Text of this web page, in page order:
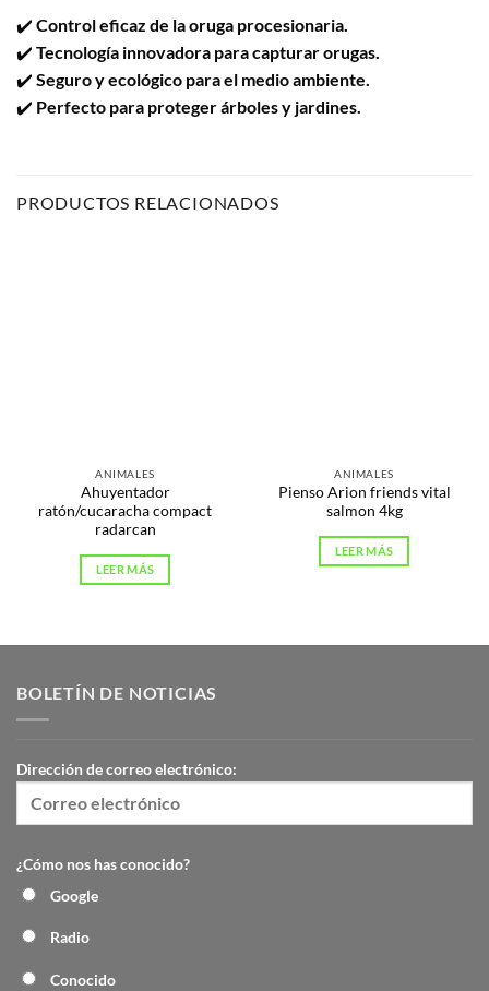
✔️ Control eficaz de la oruga procesionaria.
✔️ Tecnología innovadora para capturar orugas.
✔️ Seguro y ecológico para el medio ambiente.
✔️ Perfecto para proteger árboles y jardines.
PRODUCTOS RELACIONADOS
ANIMALES
Ahuyentador
ratón/cucaracha compact
radarcan
LEER MÁS
ANIMALES
Pienso Arion friends vital
salmon 4kg
LEER MÁS
BOLETÍN DE NOTICIAS
Dirección de correo electrónico:
¿Cómo nos has conocido?
Google
Radio
Conocido